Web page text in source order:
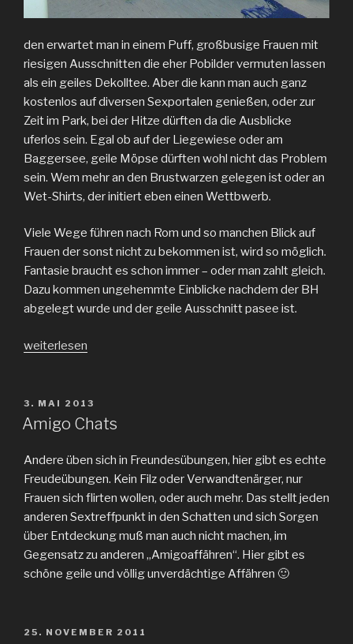
den erwartet man in einem Puff, großbusige Frauen mit
riesigen Ausschnitten die eher Pobilder vermuten lassen
als ein geiles Dekolltee. Aber die kann man auch ganz
kostenlos auf diversen Sexportalen genießen, oder zur
Zeit im Park, bei der Hitze dürften da die Ausblicke
uferlos sein. Egal ob auf der Liegewiese oder am
Baggersee, geile Möpse dürften wohl nicht das Problem
sein. Wem mehr an den Brustwarzen gelegen ist oder an
Wet-Shirts, der initiert eben einen Wettbwerb.
Viele Wege führen nach Rom und so manchen Blick auf
Frauen der sonst nicht zu bekommen ist, wird so möglich.
Fantasie braucht es schon immer – oder man zahlt gleich.
Dazu kommen ungehemmte Einblicke nachdem der BH
abgelegt wurde und der geile Ausschnitt pasee ist.
„geiler
Anfang
von
weiterlesen
VERÖFFENTLICHT
AM
3. MAI 2013
Amigo Chats
Andere üben sich in Freundesübungen, hier gibt es echte
Freudeübungen. Kein Filz oder Verwandtenärger, nur
Frauen sich flirten wollen, oder auch mehr. Das stellt jeden
anderen Sextreffpunkt in den Schatten und sich Sorgen
über Entdeckung muß man auch nicht machen, im
Gegensatz zu anderen „Amigoaffähren“. Hier gibt es
schöne geile und völlig unverdächtige Affähren 🙂
VERÖFFENTLICHT
25. NOVEMBER 2011